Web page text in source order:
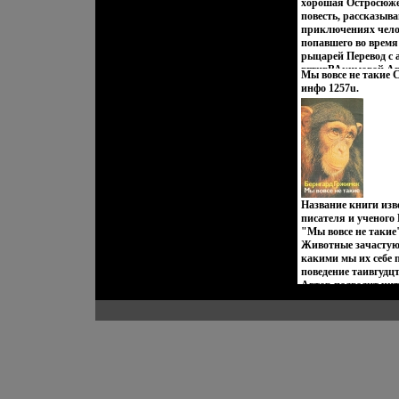
избранных –
создавать свой
приобретая при
уверенность в своем
хорошая
повесть,
приключениях
попавшего во
рыцарей Перевод с
вгтивВАкимовой
Мы вовсе не такие
инфо 1257u.
Название книги
писателя и
"Мы вовсе не
Животные зачастую
какими мы их себе
поведение
Автор подводит
некоторых загадок